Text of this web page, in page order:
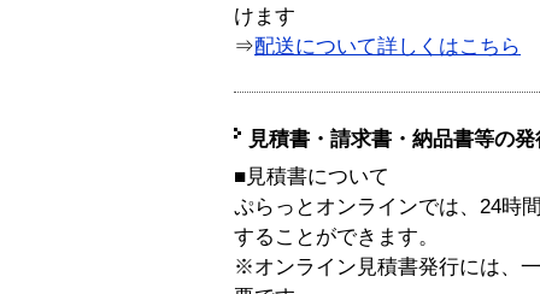
けます
⇒配送について詳しくはこちら
見積書・請求書・納品書等の
■見積書について
ぷらっとオンラインでは、24時
することができます。
※オンライン見積書発行には、